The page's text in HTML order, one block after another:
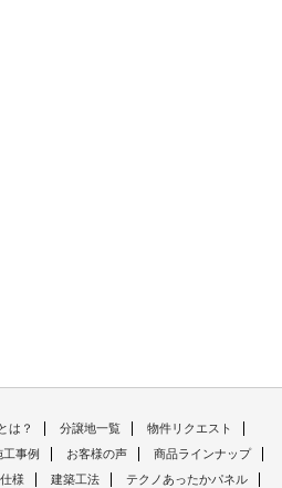
は？ 分譲地一覧
物件リクエスト
工事例 お客様の声
商品ラインナップ
様 建築工法 テクノあったかパネル